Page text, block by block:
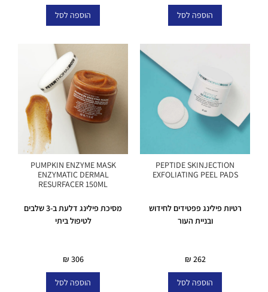
הוספה לסל הוספה לסל
PEPTIDE SKINJECTION
EXFOLIATING PEEL PADS
₪ 262
רטיות פילינג פפטידים לחידוש
ובניית העור
הוספה לסל
PUMPKIN ENZYME MASK
ENZYMATIC DERMAL
RESURFACER 150ML
₪ 306
מסיכת פילינג דלעת ב-3 שלבים
לטיפול ביתי
הוספה לסל